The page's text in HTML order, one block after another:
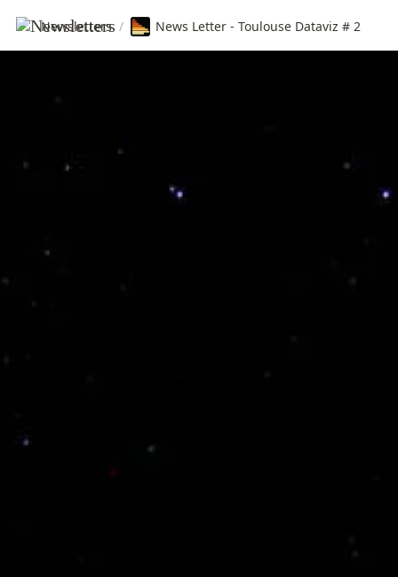
Newsletters / News Letter - Toulouse Dataviz # 2